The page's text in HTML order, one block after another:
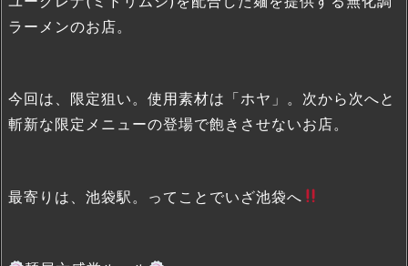
ラーメンのお店。
今回は、限定狙い。使用素材は「ホヤ」。次から次へと
斬新な限定メニューの登場で飽きさせないお店。
最寄りは、池袋駅。ってことでいざ池袋へ